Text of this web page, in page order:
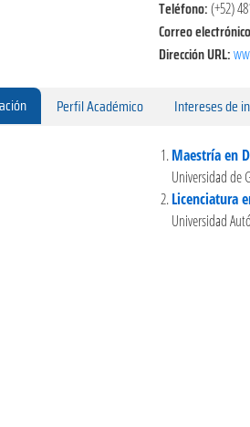
Teléfono:(+52)
Correo
Dirección URL:
Perfil Académico Intereses de
Maestría en
Universidad de
Licenciatura
Universidad